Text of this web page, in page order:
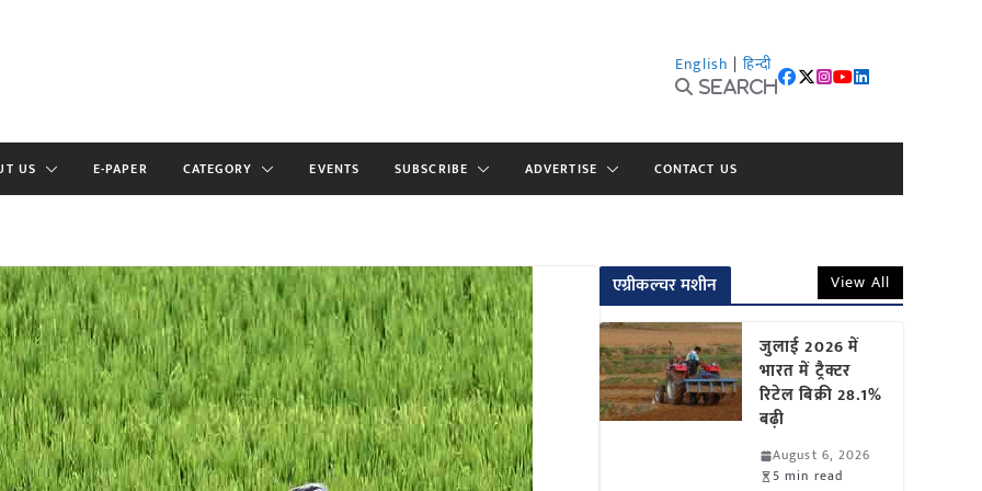
English | हिन्दी
Search
US E-PAPER CATEGORY EVENTS SUBSCRIBE ADVERTISE CONTACT US
एग्रीकल्चर मशीन View All
जुलाई 2026 में
भारत में ट्रैक्टर
रिटेल बिक्री 28.1%
बढ़ी
August 6, 2026
5 min read